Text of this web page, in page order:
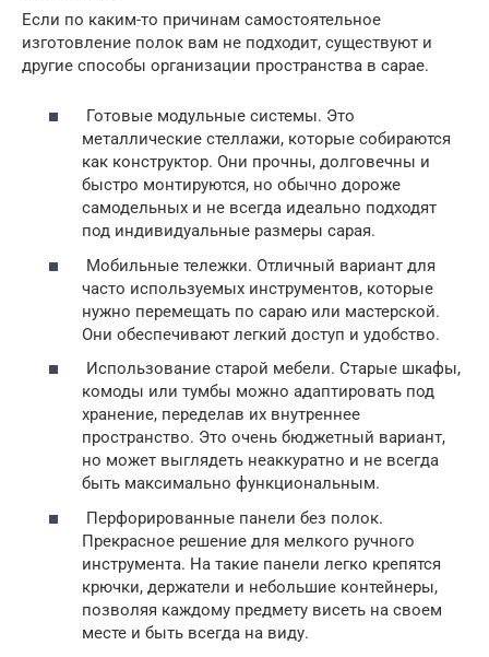
Если по каким-то причинам самостоятельное
изготовление полок вам не подходит, существуют и
другие способы организации пространства в сарае.
Готовые модульные системы. Это
металлические стеллажи, которые собираются
как конструктор. Они прочны, долговечны и
быстро монтируются, но обычно дороже
самодельных и не всегда идеально подходят
под индивидуальные размеры сарая.
Мобильные тележки. Отличный вариант для
часто используемых инструментов, которые
нужно перемещать по сараю или мастерской.
Они обеспечивают легкий доступ и удобство.
Использование старой мебели. Старые шкафы,
комоды или тумбы можно адаптировать под
хранение, переделав их внутреннее
пространство. Это очень бюджетный вариант,
но может выглядеть неаккуратно и не всегда
быть максимально функциональным.
Перфорированные панели без полок.
Прекрасное решение для мелкого ручного
инструмента. На такие панели легко крепятся
крючки, держатели и небольшие контейнеры,
позволяя каждому предмету висеть на своем
месте и быть всегда на виду.